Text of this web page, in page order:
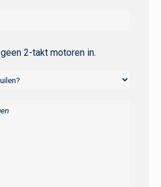
2-takt motoren in.